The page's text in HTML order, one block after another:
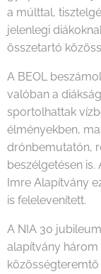
a múlttal,
jelenlegi
összetartó
A BEOL
valóban a
sportolhattak
élményekben,
drónbemutatón,
beszélgetésen
Imre Alapítvány
is felelevenített.
A NIA 30
alapítvány három